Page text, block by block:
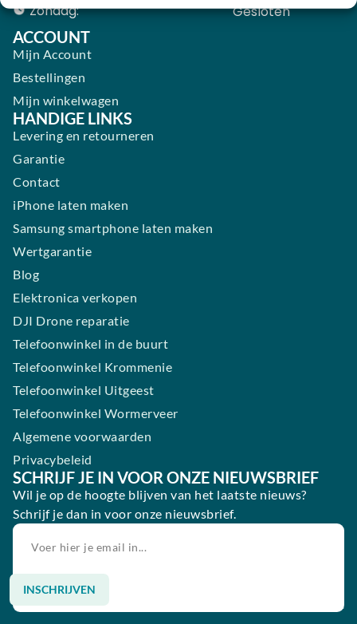
Zondag:
Gesloten ​ ​ ​ ​ ​ ​ ​
ACCOUNT
Mijn Account
Bestellingen
Mijn winkelwagen
HANDIGE LINKS
Levering en retourneren
Garantie
Contact
iPhone laten maken
Samsung smartphone laten maken
Wertgarantie
Blog
Elektronica verkopen
DJI Drone reparatie
Telefoonwinkel in de buurt
Telefoonwinkel Krommenie
Telefoonwinkel Uitgeest
Telefoonwinkel Wormerveer
Algemene voorwaarden
Privacybeleid
SCHRIJF JE IN VOOR ONZE NIEUWSBRIEF
Wil je op de hoogte blijven van het laatste nieuws?
Schrijf je dan in voor onze nieuwsbrief.
INSCHRIJVEN
Alternative: